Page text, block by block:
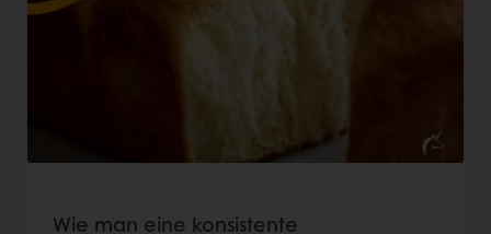
Wie man eine konsistente